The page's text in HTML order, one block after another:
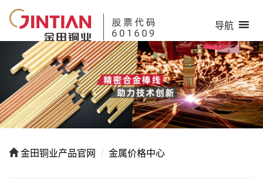
导航
金田铜业产品官网 金属价格中心